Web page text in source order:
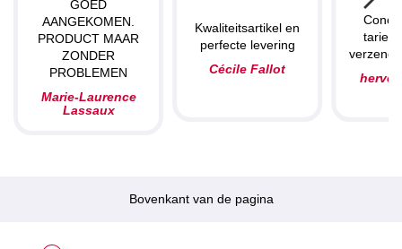
GOED
AANGEKOMEN.
PRODUCT MAAR
ZONDER
PROBLEMEN
Marie-Laurence
Lassaux
Kwaliteitsartikel en
perfecte levering
Cécile Fallot
herve
Bovenkant van de pagina